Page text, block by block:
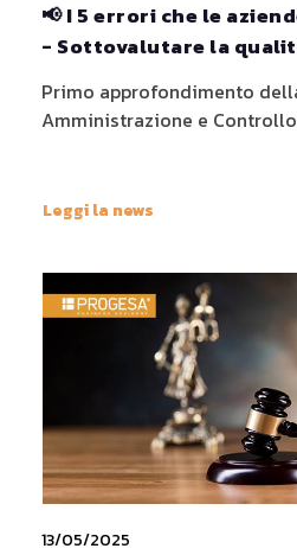
📢 I 5 errori che le
- Sottovalutare la
Primo approfondimento
Amministrazione e
Leggi la news
13/05/2025